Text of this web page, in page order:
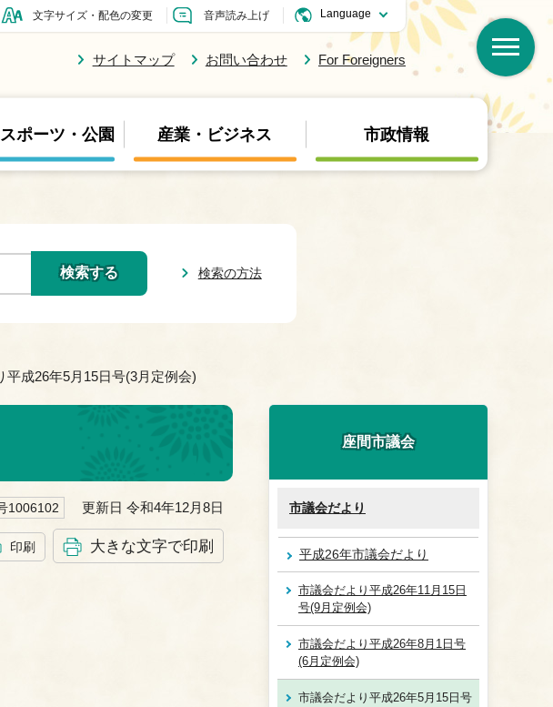
文字サイズ・配色の変更 音声読み上げ
サイトマップ お問い合わせ For Foreigners
ポーツ・公園 産業・ビジネス 市政情報
検索の方法
平成26年5月15日号(3月定例会)
1006102 更新日 令和4年12月8日
印刷 大きな文字で印刷
座間市議会
市議会だより
平成26年市議会だより
市議会だより平成26年11月15日
号(9月定例会)
市議会だより平成26年8月1日号
(6月定例会)
市議会だより平成26年5月15日号